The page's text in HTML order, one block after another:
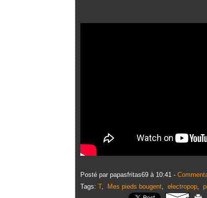
Posté par papasfritas69 à 10:41 -
Tags: T, Mes pieds bougent, electropop,